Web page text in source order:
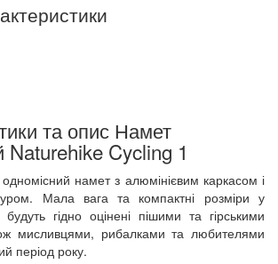
та опис Намет
Naturehike Cycling 1
намет з алюмінієвим каркасом і
Мала вага та компактні розміри у
гідно оцінені пішими та гірськими
мисливцями, рибалками та любителями
період року.